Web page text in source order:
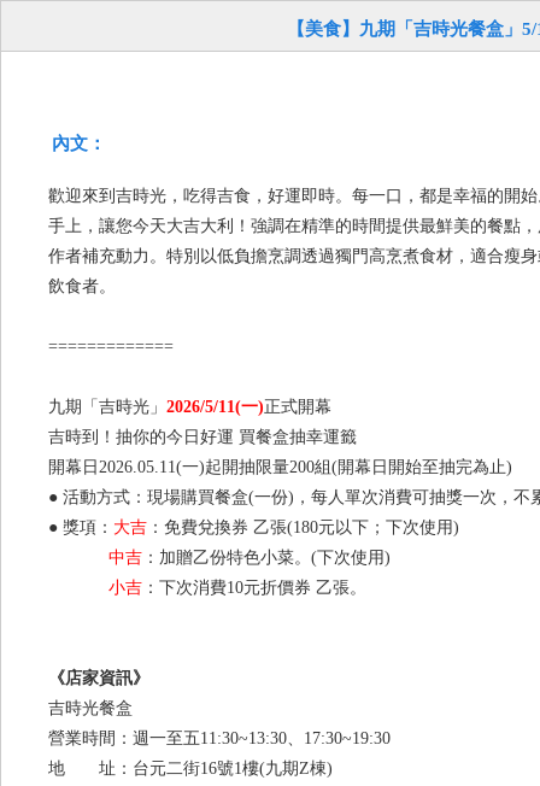
【美食】九期「吉時光餐盒」
內文：
歡迎來到吉時光，吃得吉食，好運即時。每一口，都是幸福的開
手上，讓您今天大吉大利！強調在精準的時間提供最鮮美的餐點
作者補充動力。特別以低負擔烹調透過獨門高烹煮食材，適合瘦
飲食者。
=============
九期「吉時光」 2026/5/11(一)正式開幕
吉時到！抽你的今日好運 買餐盒抽幸運籤
開幕日2026.05.11(一)起開抽限量200組(開幕日開始至抽完為止)
● 活動方式：現場購買餐盒(一份)，每人單次消費可抽獎一次，
● 獎項： 大吉 ：免費兌換券 乙張(180元以下；下次使用)
中吉 ：加贈乙份特色小菜。(下次使用)
小吉 ：下次消費10元折價券 乙張。
《店家資訊》
吉時光餐盒
營業時間：週一至五11:30~13:30、17:30~19:30
地 址：台元二街16號1樓(九期Z棟)